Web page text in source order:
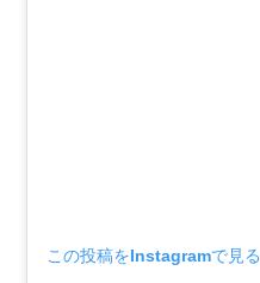
この投稿をInstagramで見る